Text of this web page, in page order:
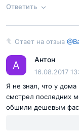
Ответить
Ответ на
Ответ на отзыв
А Антон
16.08.2017
Я не знал, что у
смотрел последних
обшили дешевым
снесен, хоть бы фото